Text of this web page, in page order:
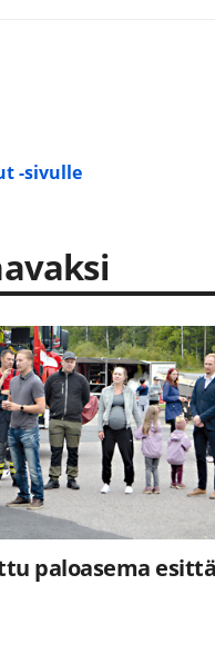
-sivulle
paloasema